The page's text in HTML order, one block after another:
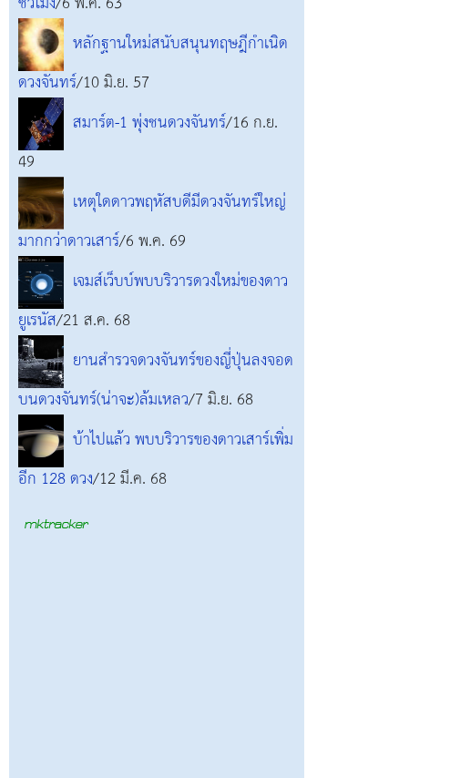
หลักฐานใหม่สนับสนุนทฤษฎีกำเนิด
ดวงจันทร์/10 มิ.ย. 57
สมาร์ต-1 พุ่งชนดวงจันทร์/16 ก.ย.
49
เหตุใดดาวพฤหัสบดีมีดวงจันทร์ใหญ่
มากกว่าดาวเสาร์/6 พ.ค. 69
เจมส์เว็บบ์พบบริวารดวงใหม่ของดาว
ยูเรนัส/21 ส.ค. 68
ยานสำรวจดวงจันทร์ของญี่ปุ่นลงจอด
บนดวงจันทร์(น่าจะ)ล้มเหลว/7 มิ.ย. 68
บ้าไปแล้ว พบบริวารของดาวเสาร์เพิ่ม
อีก 128 ดวง/12 มี.ค. 68